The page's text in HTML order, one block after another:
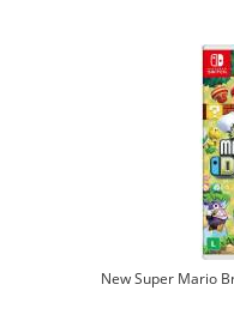
New Super Mario